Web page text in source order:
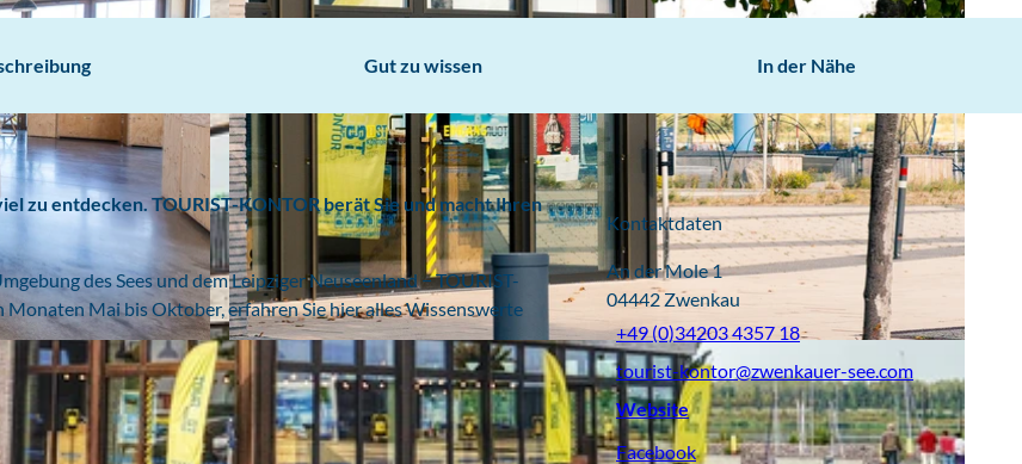
© www.sebseven.de, Sebastian Leyser | KI-optimiert
Gut zu wissen In der Nähe
zu entdecken. TOURIST-KONTOR berät Sie und macht Ihren
des Sees und dem Leipziger Neuseenland ­− TOURIST-
Mai bis Oktober, erfahren Sie hier alles Wissenswerte
Kontaktdaten
An der Mole 1
04442Zwenkau
+49 (0)34203 4357 18
tourist-kontor@zwenkauer-see.com
Website
Facebook